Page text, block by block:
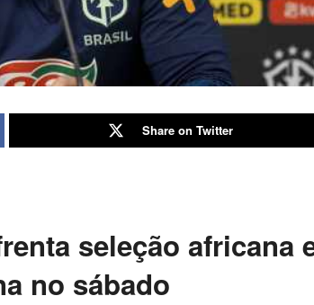
Share on Twitter
seleção africana
no sábado